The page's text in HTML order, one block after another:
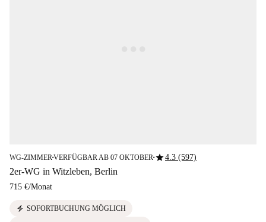
WG-ZIMMER ■VERFÜGBAR AB 07 OKTOBER ■star4.3 (597)
2er-WG in Witzleben, Berlin
715 €/Monat
electric_bolt SOFORTBUCHUNG MÖGLICH